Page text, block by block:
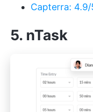
Capterra: 4.9/
5. nTask